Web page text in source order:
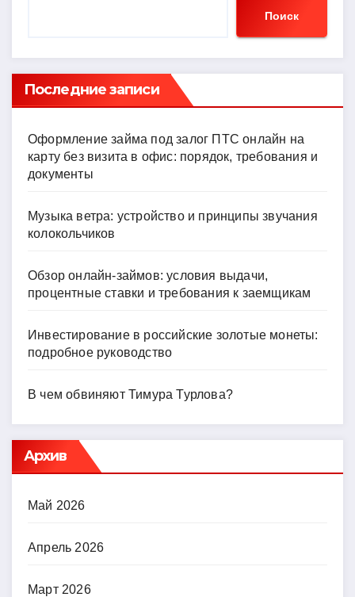
ni
ki
ть
Поиск
Последние записи
Оформление займа под залог ПТС онлайн на
карту без визита в офис: порядок, требования и
документы
Музыка ветра: устройство и принципы звучания
колокольчиков
Обзор онлайн-займов: условия выдачи,
процентные ставки и требования к заемщикам
Инвестирование в российские золотые монеты:
подробное руководство
В чем обвиняют Тимура Турлова?
Архив
Май 2026
Апрель 2026
Март 2026